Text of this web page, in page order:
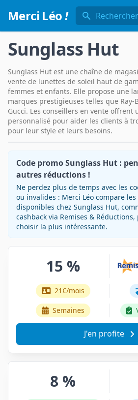
Merci Léo!
Rechercher
Sunglass Hut
Sunglass Hut est une chaîne de
vente de lunettes de soleil haut de
femmes et enfants. Elle propose une
marques prestigieuses telles que Ray-
Gucci. Les conseillers en vente offrent
personnalisé pour aider les clients à
pour leur style et leurs besoins.
Code promo Sunglass Hut :
autres réductions !
Ne perdez plus de temps avec les
ou invalides : Merci Léo compare
disponibles chez Sunglass Hut,
cashback via Remises &
choisir la plus intéressante.
15 %
21€/mois
Semaines
J'en profite
8 %